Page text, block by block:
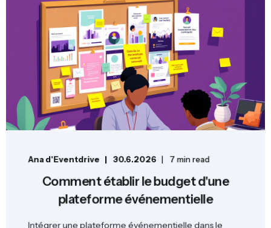
Ana d'Eventdrive 30.6.2026 7 min read
Comment établir le budget d'une
plateforme événementielle
Intégrer une plateforme événementielle dans le